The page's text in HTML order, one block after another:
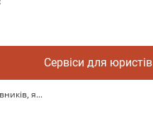
Сервіси для юристів
я...